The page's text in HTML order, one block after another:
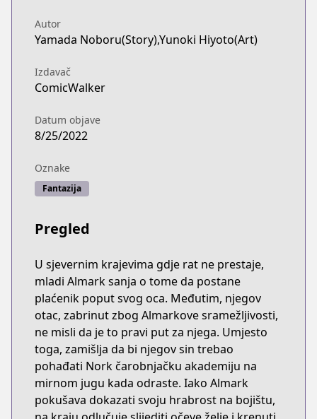
Autor
Yamada Noboru(Story),Yunoki Hiyoto(Art)
Izdavač
ComicWalker
Datum objave
8/25/2022
Oznake
Fantazija
Pregled
U sjevernim krajevima gdje rat ne prestaje,
mladi Almark sanja o tome da postane
plaćenik poput svog oca. Međutim, njegov
otac, zabrinut zbog Almarkove sramežljivosti,
ne misli da je to pravi put za njega. Umjesto
toga, zamišlja da bi njegov sin trebao
pohađati Nork čarobnjačku akademiju na
mirnom jugu kada odraste. Iako Almark
pokušava dokazati svoju hrabrost na bojištu,